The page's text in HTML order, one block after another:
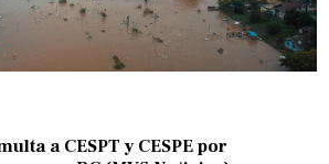
a CESPT y CESPE por